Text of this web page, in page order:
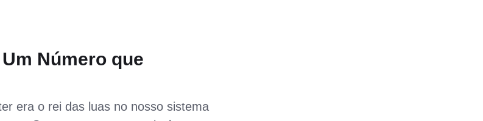
Número que
era o rei das luas no nosso sistema